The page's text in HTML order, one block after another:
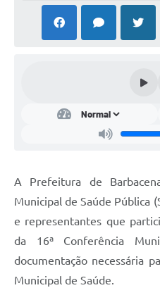
Emprega Barbacena
Arquivos para Download
Telefones Úteis
Transparência
SIC
A Prefeitura de
Municipal de Saúde Pública
e representantes que
da 16ª Conferência
documentação necessária
Municipal de Saúde.